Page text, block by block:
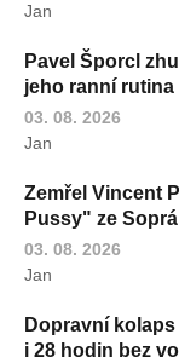
Jan
Pavel Šporcl
jeho ranní rutina
03. 08. 2026
Jan
Zemřel Vincent
Pussy" ze
03. 08. 2026
Jan
Dopravní
i 28 hodin bez